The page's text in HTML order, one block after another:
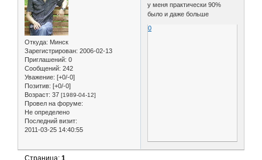
Откуда: Минск
Зарегистрирован: 2006-02-13
Приглашений: 0
Сообщений: 242
Уважение: [+0/-0]
Позитив: [+0/-0]
Возраст: 37 [1989-04-12]
Провел на форуме:
Не определено
Последний визит:
2011-03-25 14:40:55
у меня практически 90%
было и даже больше
0
Страница:1